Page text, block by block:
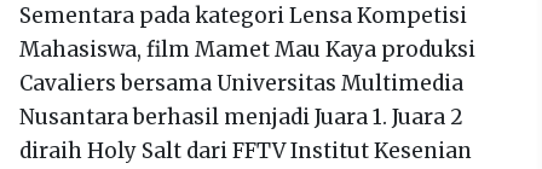
Sementara pada kategori Lensa Kompetisi
Mahasiswa, film Mamet Mau Kaya produksi
Cavaliers bersama Universitas Multimedia
Nusantara berhasil menjadi Juara 1. Juara 2
diraih Holy Salt dari FFTV Institut Kesenian